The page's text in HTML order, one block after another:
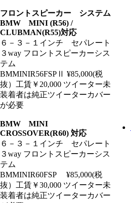
フロントスピーカー システム
BMW MINI (R56) /
CLUBMAN(R55)対応
６－３－１インチ セパレート
３way フロントスピーカーシス
テム
BMMINIR56FSPⅡ ¥85,000(税
抜）工賃￥20,000 ツイーター未
装着者は純正ツイーターカバー
が必要
BMW MINI
CROSSOVER(R60) 対応
６－３－１インチ セパレート
３way フロントスピーカーシス
テム
BMMINIR60FSP ¥85,000(税
抜）工賃￥30,000 ツイーター未
装着者は純正ツイーターカバー